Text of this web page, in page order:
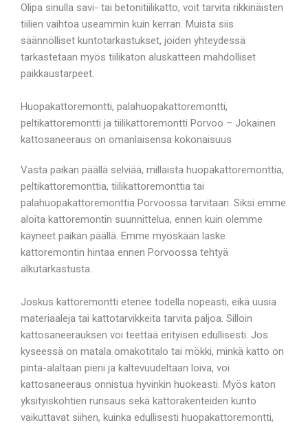
Olipa sinulla savi- tai betonitiilikatto, voit tarvita rikkinäisten
tiilien vaihtoa useammin kuin kerran. Muista siis
säännölliset kuntotarkastukset, joiden yhteydessä
tarkastetaan myös tiilikaton aluskatteen mahdolliset
paikkaustarpeet.
Huopakattoremontti, palahuopakattoremontti,
peltikattoremontti ja tiilikattoremontti Porvoo – Jokainen
kattosaneeraus on omanlaisensa kokonaisuus
Vasta paikan päällä selviää, millaista huopakattoremonttia,
peltikattoremonttia, tiilikattoremonttia tai
palahuopakattoremonttia Porvoossa tarvitaan. Siksi emme
aloita kattoremontin suunnittelua, ennen kuin olemme
käyneet paikan päällä. Emme myöskään laske
kattoremontin hintaa ennen Porvoossa tehtyä
alkutarkastusta.
Joskus kattoremontti etenee todella nopeasti, eikä uusia
materiaaleja tai kattotarvikkeita tarvita paljoa. Silloin
kattosaneerauksen voi teettää erityisen edullisesti. Jos
kyseessä on matala omakotitalo tai mökki, minkä katto on
pinta-alaltaan pieni ja kaltevuudeltaan loiva, voi
kattosaneeraus onnistua hyvinkin huokeasti. Myös katon
yksityiskohtien runsaus sekä kattorakenteiden kunto
vaikuttavat siihen, kuinka edullisesti huopakattoremontti,